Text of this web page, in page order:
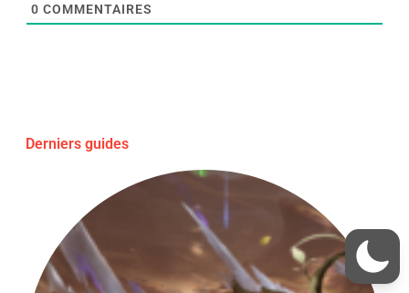
0 COMMENTAIRES
Derniers guides